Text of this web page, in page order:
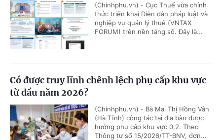
(Chinhphu.vn) - Cục Thuế vừa chính
thức triển khai Diễn đàn pháp luật và
nghiệp vụ quản lý thuế (VNTAX
FORUM) trên nền tảng số. Đây là...
Có được truy lĩnh chênh lệch phụ cấp khu vực
từ đầu năm 2026?
(Chinhphu.vn) - Bà Mai Thị Hồng Vân
(Hà Tĩnh) công tác tại địa bàn được
hưởng phụ cấp khu vực 0,2. Theo
Thông tư số 15/2026/TT-BNV, đơn...